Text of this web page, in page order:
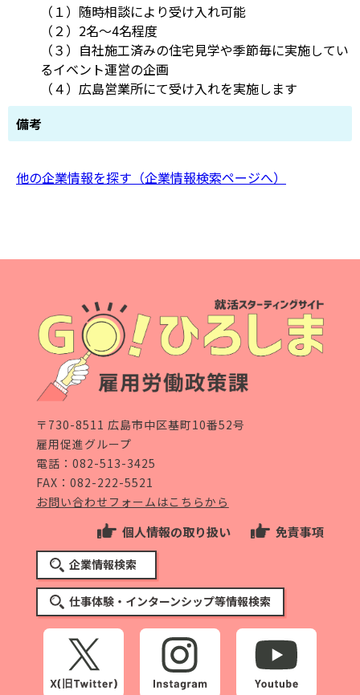
（１）随時相談により受け入れ可能
（２）2名～4名程度
（３）自社施工済みの住宅見学や季節毎に実施してい
るイベント運営の企画
（４）広島営業所にて受け入れを実施します
備考
他の企業情報を探す（企業情報検索ページへ）
〒730-8511 広島市中区基町10番52号
雇用促進グループ
電話： 082-513-3425
FAX：082-222-5521
お問い合わせフォームはこちらから
個人情報の取り扱い 免責事項
企業情報検索
仕事体験・インターンシップ等情報検索